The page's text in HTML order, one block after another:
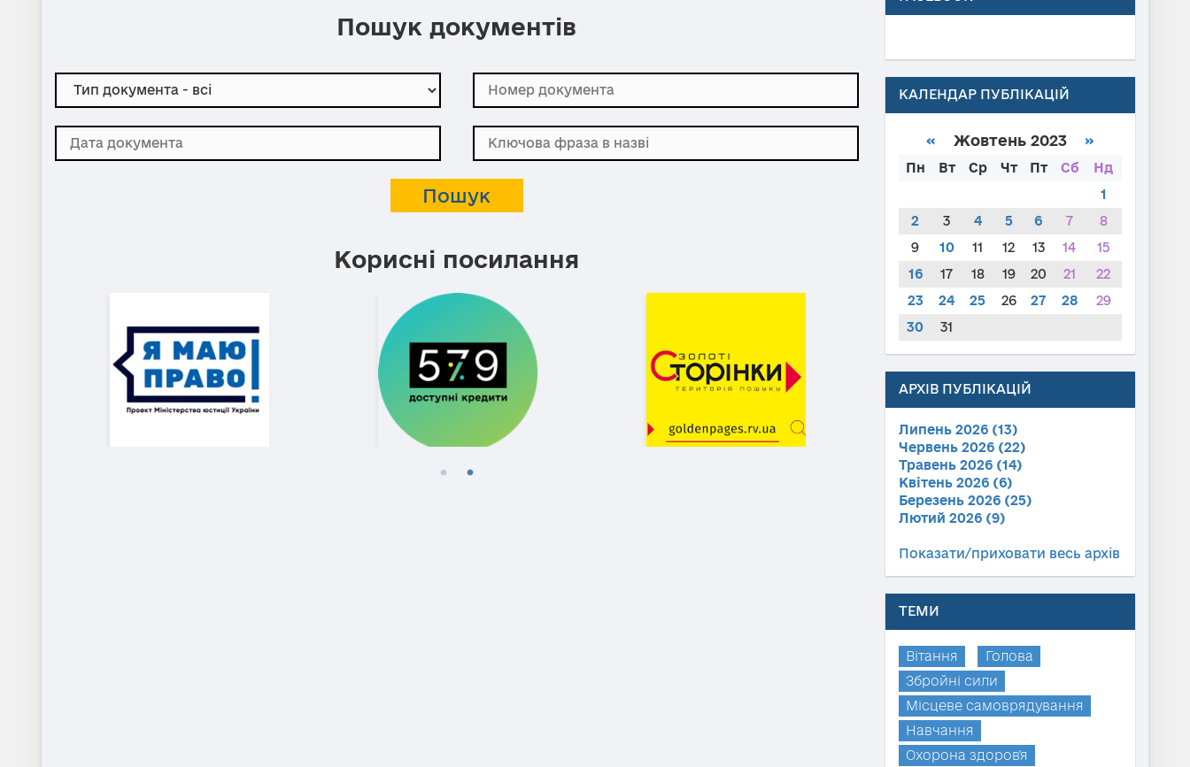
Пошук документів
Корисні посилання
КАЛЕНДАР ПУБЛІКАЦІЙ
« Жовтень 2023 »
Пн Вт Ср Чт Пт Сб
Нд
1
2
3 4 5 6 7
8
9
10 11 12 13 14
15
16
17 18 19 20 21
22
23
24 25 26 27 28
29
30
31
АРХІВ ПУБЛІКАЦІЙ
Липень 2026 (13)
Червень 2026 (22)
Травень 2026 (14)
Квітень 2026 (6)
Березень 2026 (25)
Лютий 2026 (9)
Показати/приховати весь архів
ТЕМИ
Вітання
Голова
Збройні сили
Місцеве самоврядування
Навчання
Охорона здоров'я